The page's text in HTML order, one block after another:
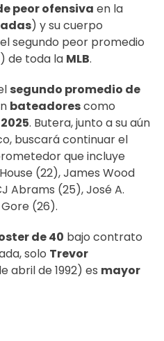
peor ofensiva en la
) y su cuerpo
segundo peor promedio
) de toda la MLB.
segundo promedio de
bateadorescomo
2025. Butera, junto a su aún
buscará continuar el
que incluye
(22), James Wood
Abrams (25), José A.
(26).
de 40 bajo contrato
solo Trevor
abril de 1992) es mayor